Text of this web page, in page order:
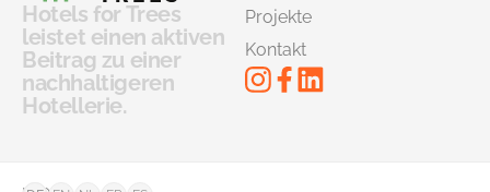
Hotels for Trees
leistet einen aktiven
Beitrag zu einer
nachhaltigeren
Hotellerie.
Projekte
Kontakt